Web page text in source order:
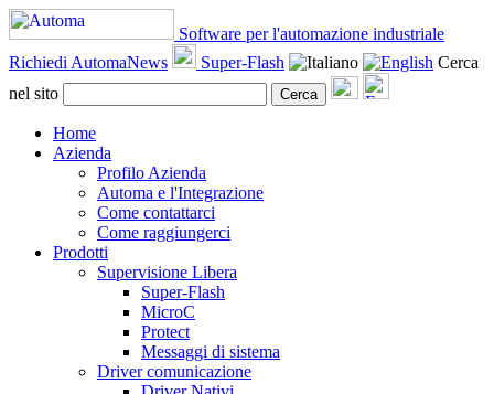
Software per l'automazione industriale
Richiedi AutomaNews
Super-Flash
Cerca
nel sito
Cerca
Home
Azienda
Profilo Azienda
Automa e l'Integrazione
Come contattarci
Come raggiungerci
Prodotti
Supervisione Libera
Super-Flash
MicroC
Protect
Messaggi di sistema
Driver comunicazione